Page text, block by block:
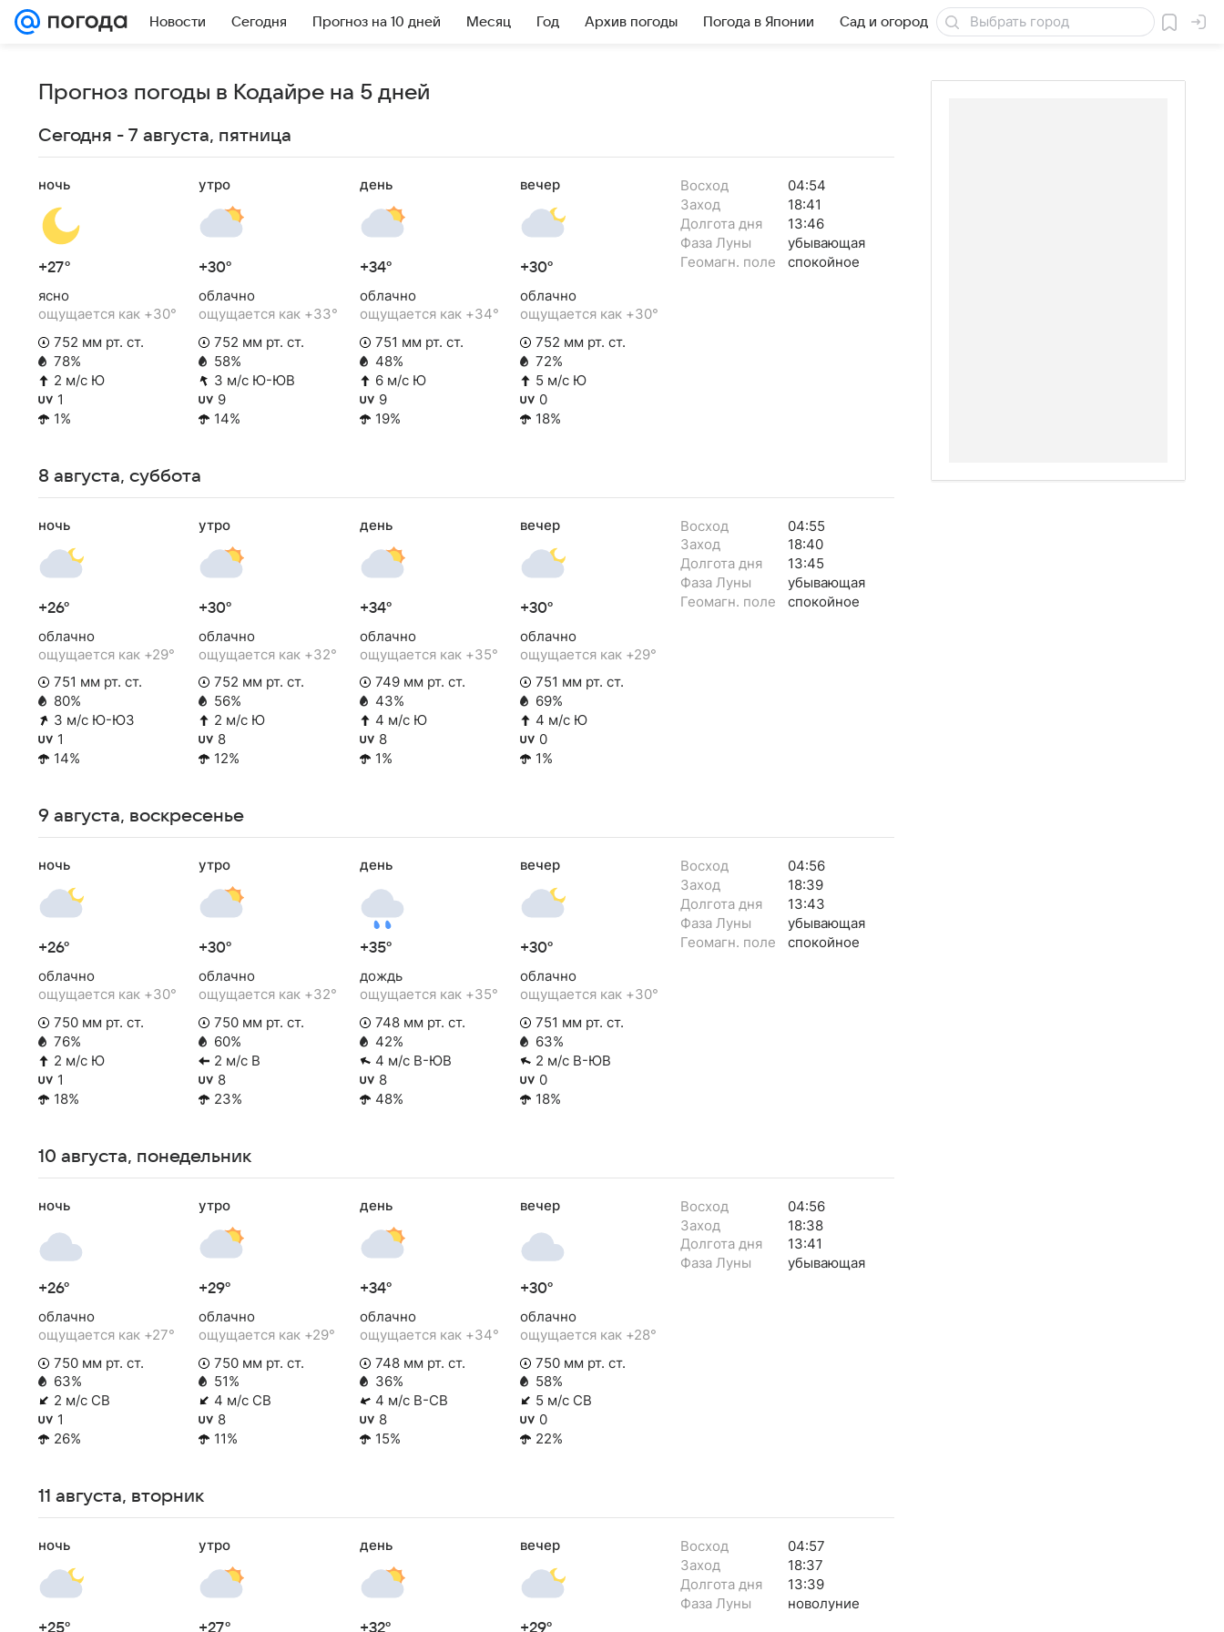
Новости Сегодня Прогноз на 10 дней Месяц Год Архив погоды Погода в Японии Сад и огород Товары для дачи
Прогноз погоды в Кодайре на 5 дней
Сегодня - 7 августа, пятница
ночь
+27°
ясно
ощущается как +30°
752 мм рт. ст.
78%
2 м/с Ю
1
1%
утро
+30°
облачно
ощущается как +33°
752 мм рт. ст.
58%
3 м/с Ю-ЮВ
9
14%
день
+34°
облачно
ощущается как +34°
751 мм рт. ст.
48%
6 м/с Ю
9
19%
вечер
+30°
облачно
ощущается как +30°
752 мм рт. ст.
72%
5 м/с Ю
0
18%
Восход
04:54
Заход
18:41
Долгота дня
13:46
Фаза Луны
убывающая
Геомагн. поле
спокойное
8 августа, суббота
ночь
+26°
облачно
ощущается как +29°
751 мм рт. ст.
80%
3 м/с Ю-ЮЗ
1
14%
утро
+30°
облачно
ощущается как +32°
752 мм рт. ст.
56%
2 м/с Ю
8
12%
день
+34°
облачно
ощущается как +35°
749 мм рт. ст.
43%
4 м/с Ю
8
1%
вечер
+30°
облачно
ощущается как +29°
751 мм рт. ст.
69%
4 м/с Ю
0
1%
Восход
04:55
Заход
18:40
Долгота дня
13:45
Фаза Луны
убывающая
Геомагн. поле
спокойное
9 августа, воскресенье
ночь
+26°
облачно
ощущается как +30°
750 мм рт. ст.
76%
2 м/с Ю
1
18%
утро
+30°
облачно
ощущается как +32°
750 мм рт. ст.
60%
2 м/с В
8
23%
день
+35°
дождь
ощущается как +35°
748 мм рт. ст.
42%
4 м/с В-ЮВ
8
48%
вечер
+30°
облачно
ощущается как +30°
751 мм рт. ст.
63%
2 м/с В-ЮВ
0
18%
Восход
04:56
Заход
18:39
Долгота дня
13:43
Фаза Луны
убывающая
Геомагн. поле
спокойное
10 августа, понедельник
ночь
+26°
облачно
ощущается как +27°
750 мм рт. ст.
63%
2 м/с СВ
1
26%
утро
+29°
облачно
ощущается как +29°
750 мм рт. ст.
51%
4 м/с СВ
8
11%
день
+34°
облачно
ощущается как +34°
748 мм рт. ст.
36%
4 м/с В-СВ
8
15%
вечер
+30°
облачно
ощущается как +28°
750 мм рт. ст.
58%
5 м/с СВ
0
22%
Восход
04:56
Заход
18:38
Долгота дня
13:41
Фаза Луны
убывающая
11 августа, вторник
ночь
+25°
утро
+27°
день
+32°
вечер
+29°
Восход
04:57
Заход
18:37
Долгота дня
13:39
Фаза Луны
новолуние